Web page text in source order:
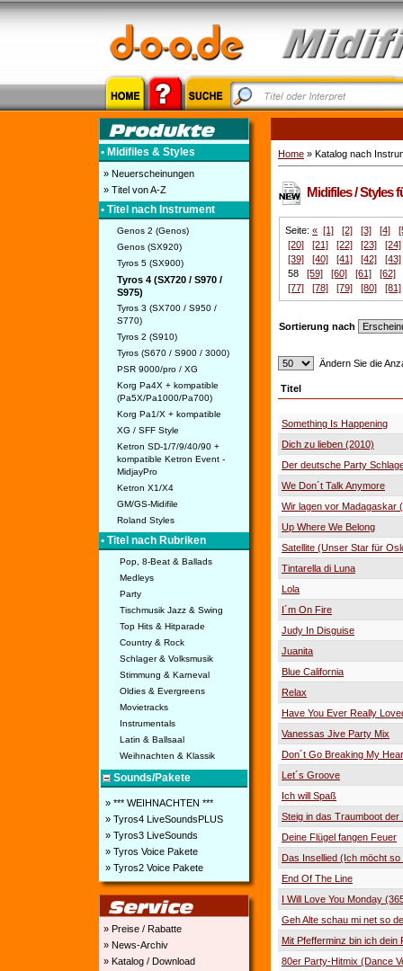
• Midifiles & Styles
» Neuerscheinungen
» Titel von A-Z
• Titel nach Instrument
Genos 2 (Genos)
Genos (SX920)
Tyros 5 (SX900)
Tyros 4 (SX720 / S970 /
S975)
Tyros 3 (SX700 / S950 /
S770)
Tyros 2 (S910)
Tyros (S670 / S900 / 3000)
PSR 9000/pro / XG
Korg Pa4X + kompatible
(Pa5X/Pa1000/Pa700)
Korg Pa1/X + kompatible
XG / SFF Style
Ketron SD-1/7/9/40/90 +
kompatible Ketron Event -
MidjayPro
Ketron X1/X4
GM/GS-Midifile
Roland Styles
• Titel nach Rubriken
Pop, 8-Beat & Ballads
Medleys
Party
Tischmusik Jazz & Swing
Top Hits & Hitparade
Country & Rock
Schlager & Volksmusik
Stimmung & Karneval
Oldies & Evergreens
Movietracks
Instrumentals
Latin & Ballsaal
Weihnachten & Klassik
Sounds/Pakete
» *** WEIHNACHTEN ***
» Tyros4 LiveSoundsPLUS
» Tyros3 LiveSounds
» Tyros Voice Pakete
» Tyros2 Voice Pakete
» Preise / Rabatte
» News-Archiv
» Katalog / Download
Home » Katalog nach
Midifiles / Styles
Seite: « [1] [2] [3] [4]
[20]
[21] [22] [23]
[24]
[39]
[40] [41] [42]
[43]
58 [59] [60] [61]
[62]
[77]
[78] [79] [80] [81]
Sortierung nach
Ändern Sie die
Titel
Something Is Happening
Dich zu lieben (2010)
Der deutsche Party
We Don´t Talk Anymore
Wir lagen vor Madagaskar
Up Where We Belong
Satellite (Unser Star für
Tintarella di Luna
Lola
I´m On Fire
Judy In Disguise
Juanita
Blue California
Relax
Have You Ever Really
Vanessas Jive Party Mix
Don´t Go Breaking My
Let´s Groove
Ich will Spaß
Steig in das Traumboot der
Deine Flügel fangen Feuer
Das Insellied (Ich möcht so
End Of The Line
I Will Love You Monday
Geh Alte schau mi net so
Mit Pfefferminz bin ich dein
80er Party-Hitmix (Dance